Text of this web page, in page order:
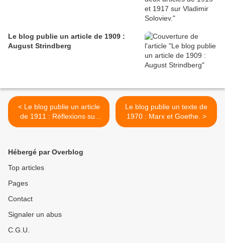
Le blog publie un article de 1909 :
August Strindberg
< Le blog publie un article
de 1911 : Réflexions sur
une esthétique du cinéma.
Le blog publie un texte de
1970 : Marx et Goethe. >
Hébergé par Overblog
Top articles
Pages
Contact
Signaler un abus
C.G.U.